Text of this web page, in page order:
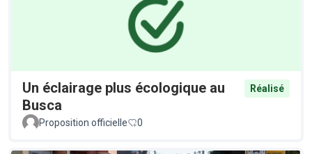
Un éclairage plus écologique au
Busca
Réalisé
Proposition officielle 0